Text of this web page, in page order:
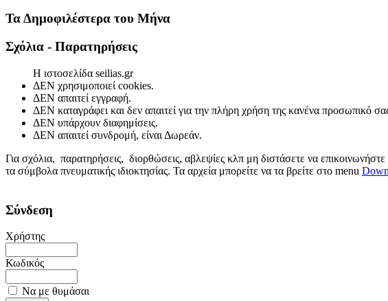
Τα Δημοφιλέστερα του Μήνα
Σχόλια - Παρατηρήσεις
Η ιστοσελίδα seilias.gr
ΔΕΝ χρησιμοποιεί cookies.
ΔΕΝ απαιτεί εγγραφή.
ΔΕΝ καταγράφει και δεν απαιτεί για την πλήρη χρήση της κανένα προσωπικό
ΔΕΝ υπάρχουν διαφημίσεις.
ΔΕΝ απαιτεί συνδρομή, είναι Δωρεάν.
Για σχόλια, παρατηρήσεις, διορθώσεις, αβλεψίες κλπ μη διστάσετε να
τα σύμβολα πνευματικής ιδιοκτησίας. Τα αρχεία μπορείτε να τα βρείτε στο menu
Σύνδεση
Χρήστης
Κωδικός
Να με θυμάσαι